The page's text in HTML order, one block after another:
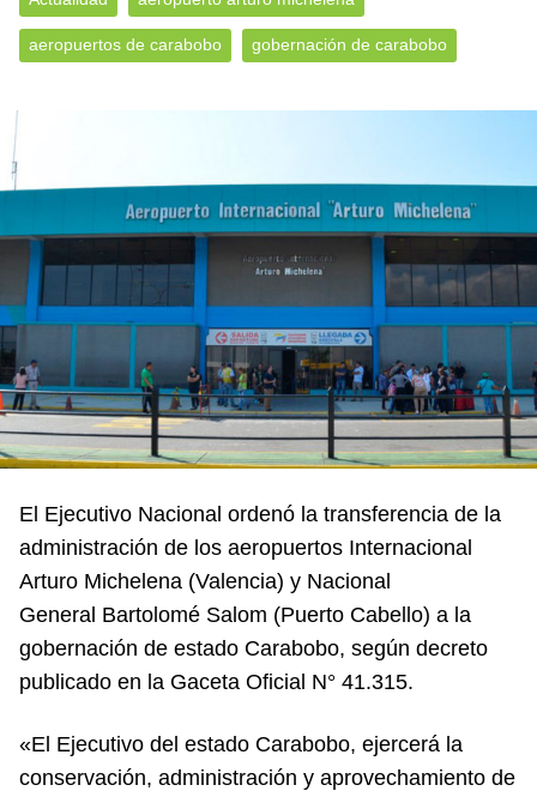
aeropuertos de carabobo gobernación de carabobo
El Ejecutivo Nacional ordenó la transferencia de la
administración de los aeropuertos Internacional
Arturo Michelena (Valencia) y Nacional
General Bartolomé Salom (Puerto Cabello) a la
gobernación de estado Carabobo, según decreto
publicado en la Gaceta Oficial N° 41.315.
«El Ejecutivo del estado Carabobo, ejercerá la
conservación, administración y aprovechamiento de